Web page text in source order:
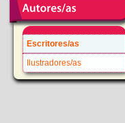
Escritores/as
Ilustradores/as